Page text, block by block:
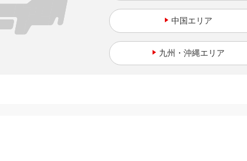
中国
九州・沖縄